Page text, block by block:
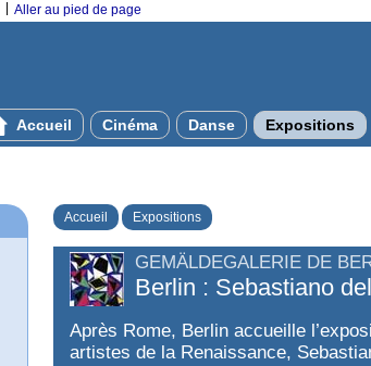
Aller au pied de page
Accueil Cinéma Danse Expositions
Accueil Expositions
GEMÄLDEGALERIE DE
Berlin : Sebastiano
Après Rome, Berlin accueille
artistes de la Renaissance,